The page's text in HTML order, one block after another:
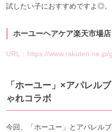
試したい子におすすめですよ◎。
ホーユーヘアケア楽天市場店
URL：https://
「ホーユー」×アパレル
ゃれコラボ
今回、「ホーユー」とアパレル